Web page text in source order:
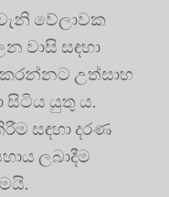
වේලාවක
වාසි සඳහා
කරන්නට උත්සාහ
යුතු ය.
සඳහා දරණ
ලබාදීම